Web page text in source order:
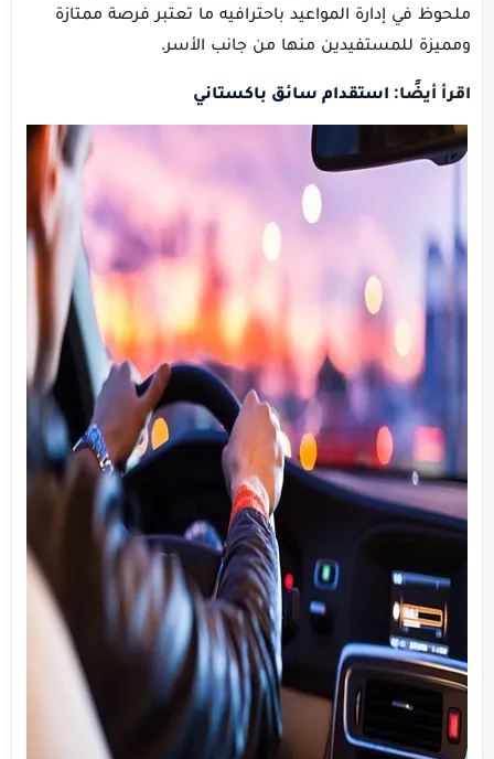
ملحوظ في إدارة المواعيد باحترافيه ما تعتبر فرصة ممتازة
ومميزة للمستفيدين منها من جانب الأسر.
اقرأ أيضًا: استقدام سائق باكستاني